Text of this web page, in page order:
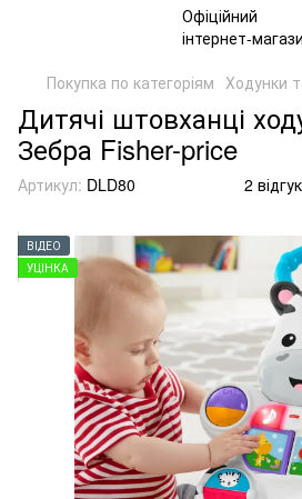
Покупка по категоріям Ходунки
Дитячі штовханці
Зебра Fisher-price
Артикул: DLD80 2
ВІДЕО
УЦІНКА